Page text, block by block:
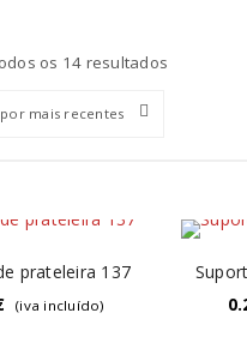
os 14 resultados
mais recentes
prateleira 137
(iva incluído)